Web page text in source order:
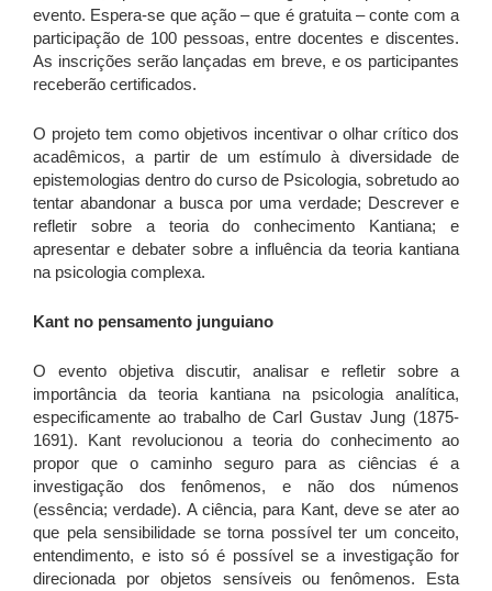
evento. Espera-se que ação – que é gratuita – conte com a
participação de 100 pessoas, entre docentes e discentes.
As inscrições serão lançadas em breve, e os participantes
receberão certificados.
O projeto tem como objetivos incentivar o olhar crítico dos
acadêmicos, a partir de um estímulo à diversidade de
epistemologias dentro do curso de Psicologia, sobretudo ao
tentar abandonar a busca por uma verdade; Descrever e
refletir sobre a teoria do conhecimento Kantiana; e
apresentar e debater sobre a influência da teoria kantiana
na psicologia complexa.
Kant no pensamento junguiano
O evento objetiva discutir, analisar e refletir sobre a
importância da teoria kantiana na psicologia analítica,
especificamente ao trabalho de Carl Gustav Jung (1875-
1691). Kant revolucionou a teoria do conhecimento ao
propor que o caminho seguro para as ciências é a
investigação dos fenômenos, e não dos númenos
(essência; verdade). A ciência, para Kant, deve se ater ao
que pela sensibilidade se torna possível ter um conceito,
entendimento, e isto só é possível se a investigação for
direcionada por objetos sensíveis ou fenômenos. Esta